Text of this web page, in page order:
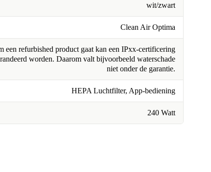
wit/zwart
Clean Air Optima
een refurbished product gaat kan een IPxx-certificering
worden. Daarom valt bijvoorbeeld waterschade
niet onder de garantie.
HEPA Luchtfilter, App-bediening
240 Watt